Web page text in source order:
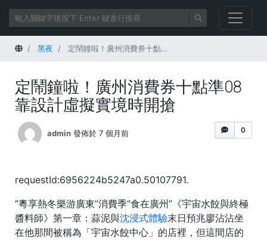
首頁 黑夜 定鬧鐘啦！廣州消費券十點準08靠設計虛擬實境時開搶
定鬧鐘啦！廣州消費券十點準08
靠設計虛擬實境時開搶
0
admin 發佈於 7 個月前
requestId:6956224b5247a0.50107791.
“粵享熱冬樂游廣東”消費季“食在廣州”《宇宙水餃與終極
醬料師》第一章：蒜泥與沈浸式體驗末日預兆廖沾沾坐
在他那間被稱為「宇宙水餃中心」的店裡，但這間店的